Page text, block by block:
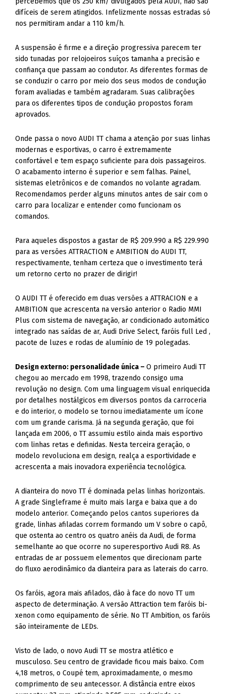
A suspensão é firme e a direção progressiva parecem ter
se conduzir o carro por meio dos seus modos de condução
foram avaliadas e também agradaram. Suas calibrações
para os diferentes tipos de condução propostos foram
aprovados.
Onde passa o novo AUDI TT chama a atenção por suas linhas
O acabamento interno é superior e sem falhas. Painel,
sistemas eletrônicos e de comandos no volante agradam.
Recomendamos perder alguns minutos antes de sair com o
carro para localizar e entender como funcionam os
comandos.
Para aqueles dispostos a gastar de R$ 209.990 a R$ 229.990
um retorno certo no prazer de dirigir!
O AUDI TT é oferecido em duas versões a ATTRACION e a
integrado nas saídas de ar, Audi Drive Select, faróis full Led ,
pacote de luzes e rodas de alumínio de 19 polegadas.
Design externo: personalidade única –O primeiro Audi TT
revolução no design. Com uma linguagem visual enriquecida
por detalhes nostálgicos em diversos pontos da carroceria
e do interior, o modelo se tornou imediatamente um ícone
com um grande carisma. Já na segunda geração, que foi
lançada em 2006, o TT assumiu estilo ainda mais esportivo
com linhas retas e definidas. Nesta terceira geração, o
modelo revoluciona em design, realça a esportividade e
acrescenta a mais inovadora experiência tecnológica.
A dianteira do novo TT é dominada pelas linhas horizontais.
grade, linhas afiladas correm formando um V sobre o capô,
que ostenta ao centro os quatro anéis da Audi, de forma
semelhante ao que ocorre no superesportivo Audi R8. As
entradas de ar possuem elementos que direcionam parte
do fluxo aerodinâmico da dianteira para as laterais do carro.
Os faróis, agora mais afilados, dão à face do novo TT um
são inteiramente de LEDs.
Visto de lado, o novo Audi TT se mostra atlético e
comprimento de seu antecessor. A distância entre eixos
aumentou 37 mm, atingindo 2.505 mm, reduzindo os
balanços dianteiro e traseiro. A largura é 1.832 mm e a
altura é a mesma da versão anterior, 1.353 mm.